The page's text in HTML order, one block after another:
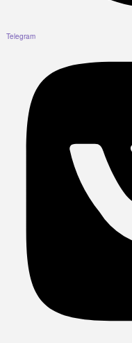
Telegram